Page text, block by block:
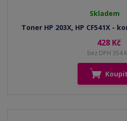
Skladem
Toner HP 203X, HP CF541X -
428 Kč
bez DPH 354
Koupit